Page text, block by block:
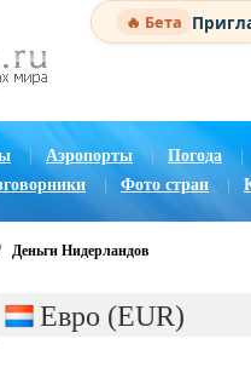
🔥 Бета
| Аэропорты Погода |
Фото стран
Деньги Нидерландов
Евро (EUR)